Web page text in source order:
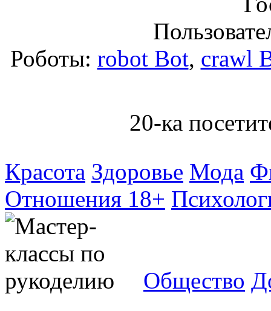
Роботы: robot Bot, crawl
20-ка
Красота Здоровье Мода
Отношения 18+
Общество